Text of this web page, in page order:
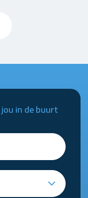
in de buurt